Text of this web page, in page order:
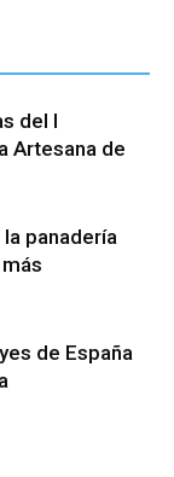
del I
Artesana de
panadería
de España